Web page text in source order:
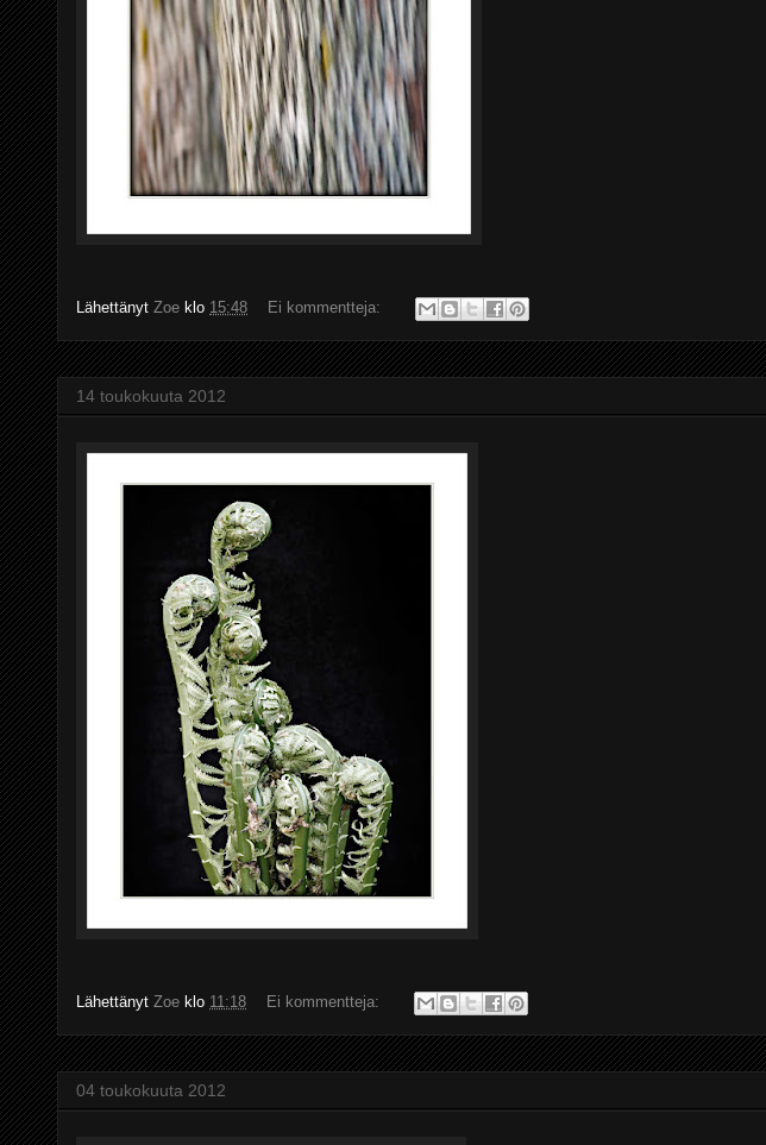
Lähettänyt Zoe klo 15:48 Ei kommentteja:
14 toukokuuta 2012
Lähettänyt Zoe klo 11:18 Ei kommentteja:
04 toukokuuta 2012